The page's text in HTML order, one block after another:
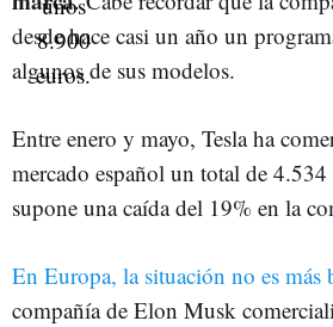
desde hace casi un año un
algunos de sus modelos.
Entre enero y mayo, Tesla ha
mercado español un total de
supone una caída del 19% en la
En Europa, la situación no es más
compañía de Elon Musk